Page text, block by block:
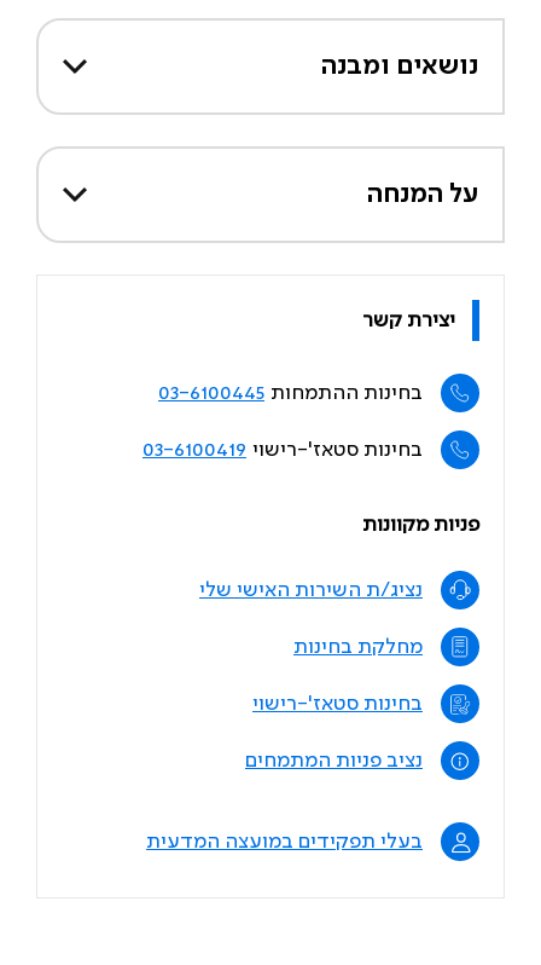
נושאים ומבנה
על המנחה
יצירת קשר
בחינות ההתמחות 03-6100445
בחינות סטאז'-רישוי 03-6100419
פניות מקוונות
נציג/ת השירות האישי שלי
מחלקת בחינות
בחינות סטאז'-רישוי
נציב פניות המתמחים
בעלי תפקידים במועצה המדעית